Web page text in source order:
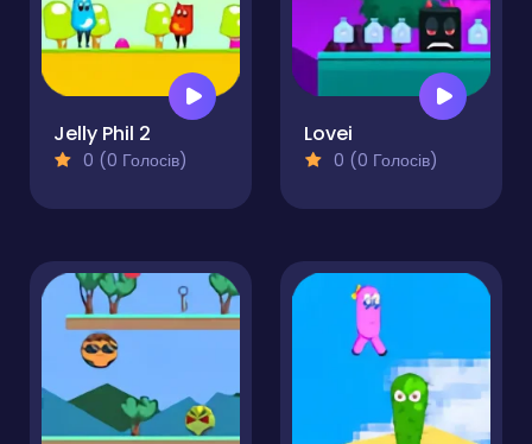
Jelly Phil 2
0 (0 Голосів)
Lovei
0 (0 Голосів)